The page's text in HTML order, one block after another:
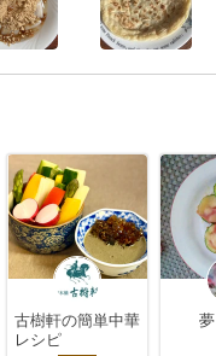
古樹軒の簡単中華
レシピ